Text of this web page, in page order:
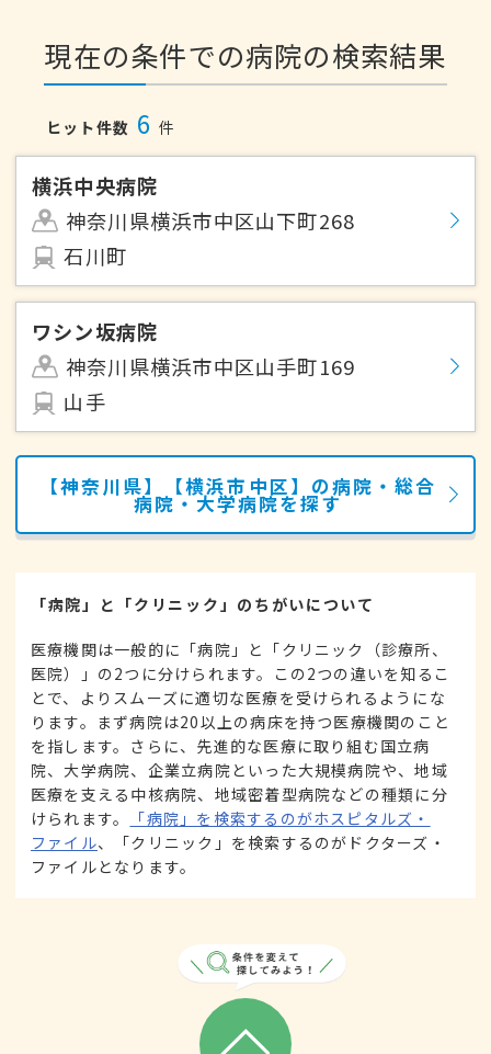
現在の条件での病院の検索結果
ヒット件数 6 件
横浜中央病院
神奈川県横浜市中区山下町268
石川町
ワシン坂病院
神奈川県横浜市中区山手町169
山手
【神奈川県】【横浜市中区】の病院・総合
病院・大学病院を探す
「病院」と「クリニック」のちがいについて
医療機関は一般的に「病院」と「クリニック（診療所、
医院）」の2つに分けられます。この2つの違いを知るこ
とで、よりスムーズに適切な医療を受けられるようにな
ります。まず病院は20以上の病床を持つ医療機関のこと
を指します。さらに、先進的な医療に取り組む国立病
院、大学病院、企業立病院といった大規模病院や、地域
医療を支える中核病院、地域密着型病院などの種類に分
けられます。
「病院」を検索するのがホスピタルズ・
ファイル、「クリニック」を検索するのがドクターズ・
ファイルとなります。